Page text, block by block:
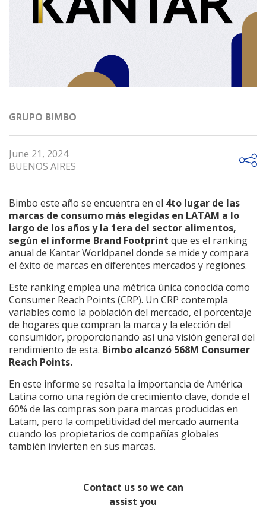
GRUPO BIMBO
June 21, 2024
BUENOS AIRES
Bimbo este año se encuentra en el 4to lugar de las
marcas de consumo más elegidas en LATAM a lo
largo de los años y la 1era del sector alimentos,
según el informe Brand Footprint que es el ranking
anual de Kantar Worldpanel donde se mide y compara
el éxito de marcas en diferentes mercados y regiones.
Este ranking emplea una métrica única conocida como
Consumer Reach Points (CRP). Un CRP contempla
variables como la población del mercado, el porcentaje
de hogares que compran la marca y la elección del
consumidor, proporcionando así una visión general del
rendimiento de esta. Bimbo alcanzó 568M Consumer
Reach Points.
En este informe se resalta la importancia de América
Latina como una región de crecimiento clave, donde el
60% de las compras son para marcas producidas en
Latam, pero la competitividad del mercado aumenta
cuando los propietarios de compañías globales
también invierten en sus marcas.
Contact us so we can
assist you